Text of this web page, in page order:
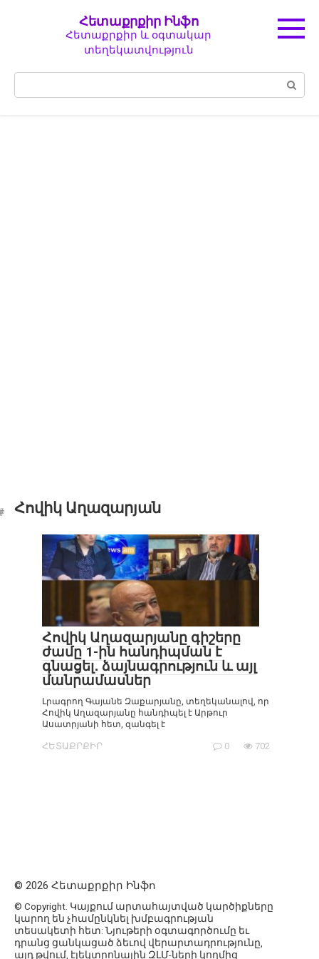
Հետաքրքիր Ինֆո
Հետաքրքիր և օգտակար
տեղեկատվություն
Հովիկ Աղազարյան
Հովիկ Աղազարյանը գիշերը
ժամը 1-ին հանդիպման է
գնացել․ ձայնագրություն և այլ
մանրամասներ
Լրագրող Գայանե Զաքարյանը, տեղեկանալով, որ
Հովիկ Աղազարյանը հանդիպել է Արթուր
Ասատրյանի հետ, զանգել է
ՀԵՏԱՔՐՔԻՐ 0 702
© 2026 Հետաքրքիր Ինֆո
© Copyright. Կայքում արտահայտված կարծիքները
կարող են չհամընկնել խմբագրության
տեսակետի հետ: Նյութերի օգտագործումը եւ
դրանց ցանկացած ձեւով վերարտադրությունը,
այդ թվում, էլեկտրոնային ԶԼՄ-ների կողմից